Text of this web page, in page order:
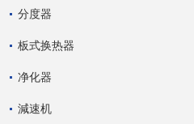
分度器
板式换热器
净化器
減速机